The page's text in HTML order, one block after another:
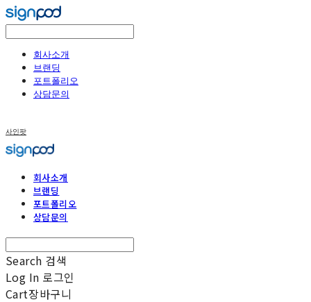
회사소개
브랜딩
포트폴리오
상담문의
사인팟
회사소개
브랜딩
포트폴리오
상담문의
Search 검색
Log In 로그인
Cart장바구니